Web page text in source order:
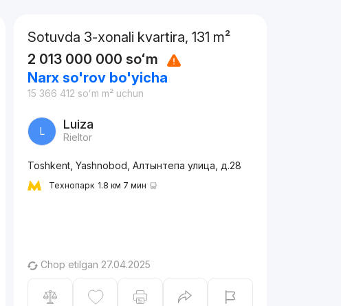
Sotuvda 3-xonali kvartira, 131 m²
2 013 000 000 soʻm
Narx so'rov bo'yicha
15 366 412 soʻm m² uchun
L Luiza
Rieltor
Toshkent, Yashnobod, Алтынтепа улица, д.28
Технопарк 1.8 км 7 мин
Chop etilgan 27.04.2025